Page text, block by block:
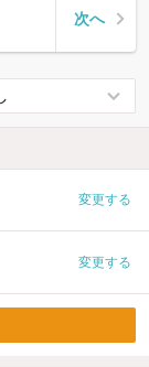
次へ
変更する
変更する